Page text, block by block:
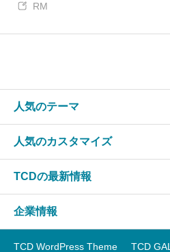
RM
人気のテーマ
SOLARIS
NANO
人気のカスタマイズ
グローバルメニュー
フッター
TCDの最新情報
TCDニュース
企業情報
運営会社
TCD WordPress Theme TCD